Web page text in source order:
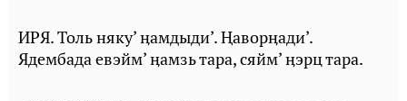
ИРЯ. Толь няку’ ӊамдыди’. Ⱨаворӊади’.
Ядембада евэйм’ ӊамзь тара, сяйм’ ӊэрц тара.